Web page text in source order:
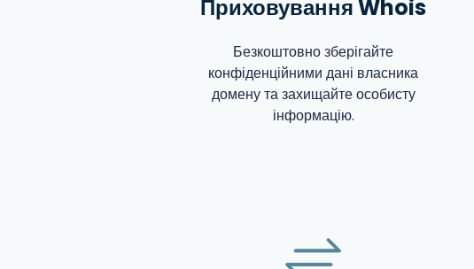
Приховування Whois
Безкоштовно зберігайте
конфіденційними дані власника
домену та захищайте особисту
інформацію.